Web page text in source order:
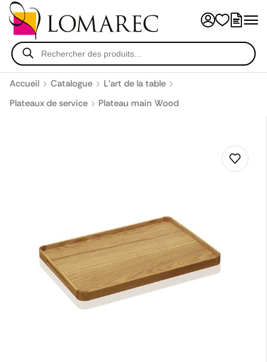
Accueil Catalogue
L'art de la table
Plateaux de service
Plateau main Wood